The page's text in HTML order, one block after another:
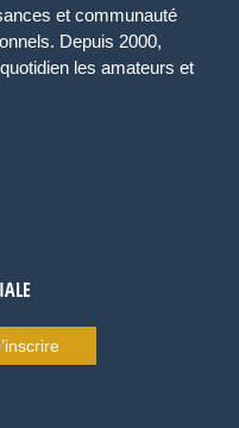
et communauté
Depuis 2000,
les amateurs et